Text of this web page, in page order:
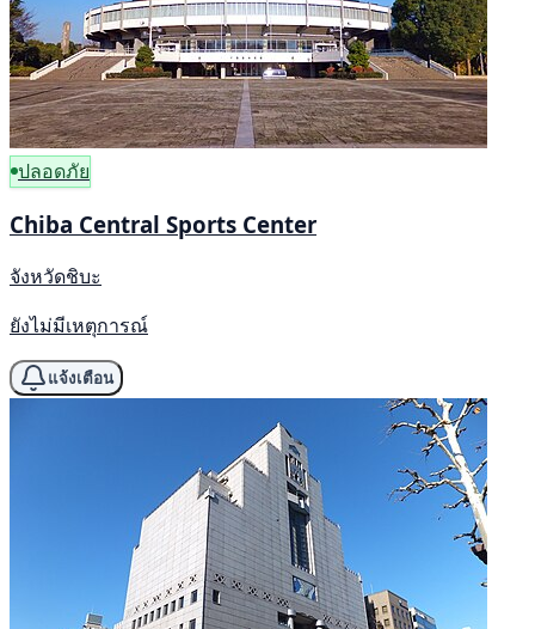
ปลอดภัย
Chiba Central Sports Center
จังหวัดชิบะ
ยังไม่มีเหตุการณ์
แจ้งเตือน